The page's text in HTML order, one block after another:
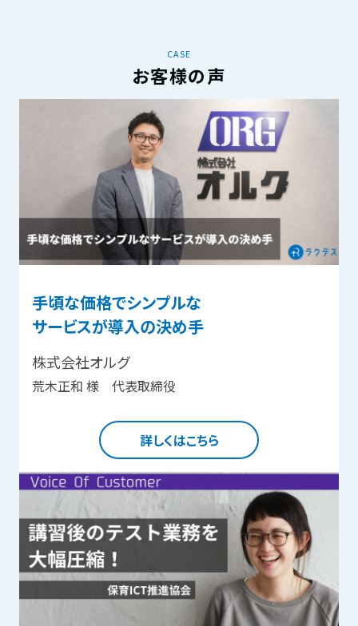
CASE
お客様の声
手頃な価格でシンプルな
サービスが導入の決め手
株式会社オルグ
荒木正和 様 代表取締役
詳しくはこちら